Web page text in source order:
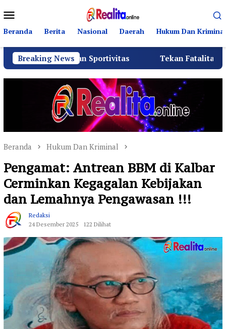
ke
kontenMobile
Beranda Berita Nasional Daerah Hukum Dan Kriminal
Breaking News
dan Sportivitas Tekan Fatalitas Kecelakaan,
Beranda Hukum Dan Kriminal
Pengamat: Antrean BBM di Kalbar
Cerminkan Kegagalan Kebijakan
dan Lemahnya Pengawasan !!!
Redaksi
24 Desember 2025
122 Dilihat